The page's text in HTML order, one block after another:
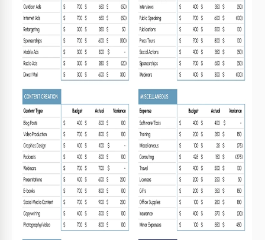
Caratteristiche principali di questo modello
Periodo di budget Budget mensili Bilanci Modelli
Informazioni su questo modello
Assicurati che il tuo budget marketing sia sotto stretta
regolamentazione. Utilizza il nostro Modello di Budget
Marketing Mensile gratuitamente e affronta facilmente
questo compito! Il nostro foglio di calcolo di Excel e Google
Sheets offre un'opzione semplice per monitorare e
distribuire fondi ai diversi canali di promozione.
Foglio di calcolo sul Budget Marketing All-in-One
Questofoglio di calcolo mensile del budgetè composto da
molte sezioni in cui è possibile trovare facilmente le
informazioni e gli esempi di compilazione.